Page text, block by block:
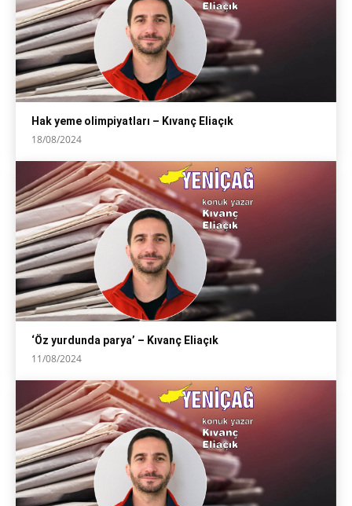
Hak yeme olimpiyatları – Kıvanç Eliaçık
18/08/2024
‘Öz yurdunda parya’ – Kıvanç Eliaçık
11/08/2024